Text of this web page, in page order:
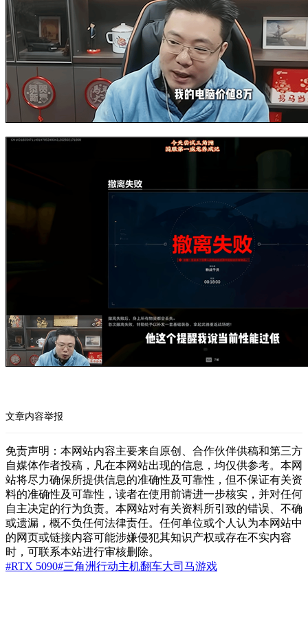
文章内容举报
免责声明：本网站内容主要来自原创、合作伙伴供稿和第三方
自媒体作者投稿，凡在本网站出现的信息，均仅供参考。本网
站将尽力确保所提供信息的准确性及可靠性，但不保证有关资
料的准确性及可靠性，读者在使用前请进一步核实，并对任何
自主决定的行为负责。本网站对有关资料所引致的错误、不确
或遗漏，概不负任何法律责任。任何单位或个人认为本网站中
的网页或链接内容可能涉嫌侵犯其知识产权或存在不实内容
时，可联系本站进行审核删除。
#RTX 5090#三角洲行动主机翻车大司马游戏